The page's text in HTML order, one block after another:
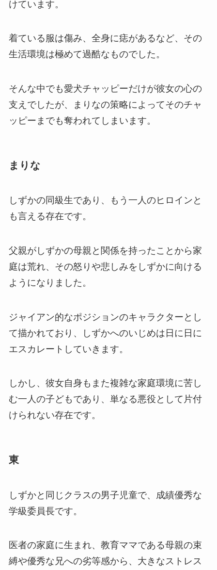
けています。
着ている服は傷み、全身に痣があるなど、その
生活環境は極めて過酷なものでした。
そんな中でも愛犬チャッピーだけが彼女の心の
支えでしたが、まりなの策略によってそのチャ
ッピーまでも奪われてしまいます。
まりな
しずかの同級生であり、もう一人のヒロインと
も言える存在です。
父親がしずかの母親と関係を持ったことから家
庭は荒れ、その怒りや悲しみをしずかに向ける
ようになりました。
ジャイアン的なポジションのキャラクターとし
て描かれており、しずかへのいじめは日に日に
エスカレートしていきます。
しかし、彼女自身もまた複雑な家庭環境に苦し
む一人の子どもであり、単なる悪役として片付
けられない存在です。
東
しずかと同じクラスの男子児童で、成績優秀な
学級委員長です。
医者の家庭に生まれ、教育ママである母親の束
縛や優秀な兄への劣等感から、大きなストレス